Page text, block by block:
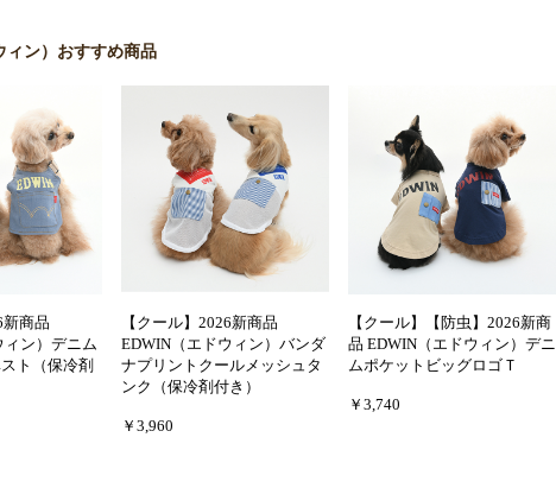
ィン）おすすめ商品
新商品
ィン）デニム
ト（保冷剤
【クール】2026新商品
EDWIN（エドウィン）バンダ
ナプリントクールメッシュタ
ンク（保冷剤付き）
￥3,960
【クール】【防虫】2026新商
品 EDWIN（エドウィン）デニ
ムポケットビッグロゴＴ
￥3,740